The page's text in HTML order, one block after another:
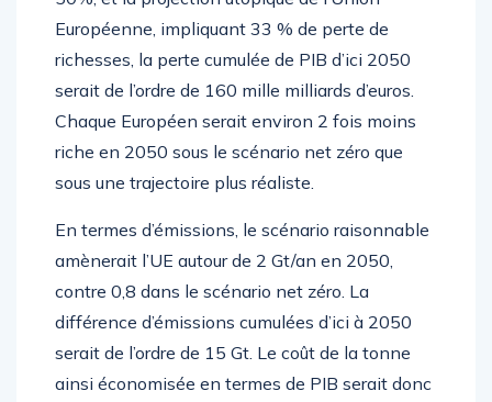
Européenne, impliquant 33 % de perte de
richesses, la perte cumulée de PIB d’ici 2050
serait de l’ordre de 160 mille milliards d’euros.
Chaque Européen serait environ 2 fois moins
riche en 2050 sous le scénario net zéro que
sous une trajectoire plus réaliste.
En termes d’émissions, le scénario raisonnable
amènerait l’UE autour de 2 Gt/an en 2050,
contre 0,8 dans le scénario net zéro. La
différence d’émissions cumulées d’ici à 2050
serait de l’ordre de 15 Gt. Le coût de la tonne
ainsi économisée en termes de PIB serait donc